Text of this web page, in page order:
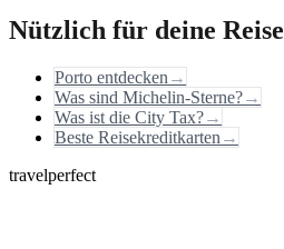
Nützlich für deine Reise
Porto entdecken →
Was sind Michelin-Sterne?→
Was ist die City Tax?→
Beste Reisekreditkarten →
travelperfect